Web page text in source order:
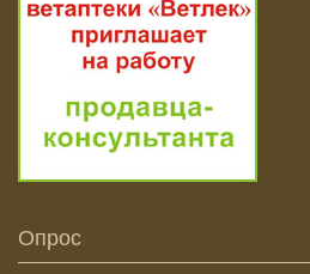
Опрос